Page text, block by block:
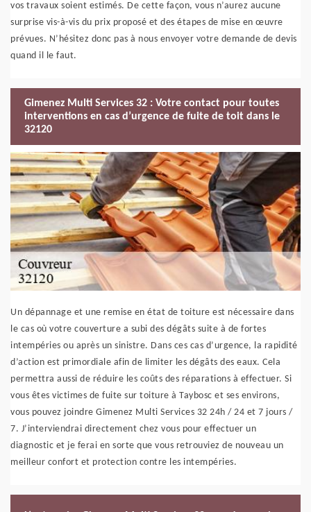
vos travaux soient estimés. De cette façon, vous n’aurez aucune
surprise vis-à-vis du prix proposé et des étapes de mise en œuvre
prévues. N’hésitez donc pas à nous envoyer votre demande de devis
quand il le faut.
Gimenez Multi Services 32 : Votre contact pour toutes
interventions en cas d’urgence de fuite de toit dans le
32120
Un dépannage et une remise en état de toiture est nécessaire dans
le cas où votre couverture a subi des dégâts suite à de fortes
intempéries ou après un sinistre. Dans ces cas d’urgence, la rapidité
d’action est primordiale afin de limiter les dégâts des eaux. Cela
permettra aussi de réduire les coûts des réparations à effectuer. Si
vous êtes victimes de fuite sur toiture à Taybosc et ses environs,
vous pouvez joindre Gimenez Multi Services 32 24h / 24 et 7 jours /
7. J’interviendrai directement chez vous pour effectuer un
diagnostic et je ferai en sorte que vous retrouviez de nouveau un
meilleur confort et protection contre les intempéries.